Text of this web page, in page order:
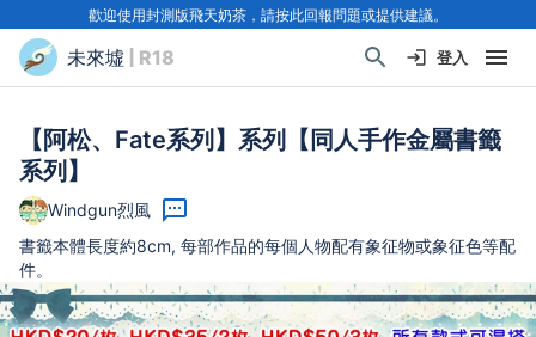
歡迎使用封測版飛天奶茶，請按此回報問題或提供建議。
未來墟 | R18 登入
【阿松、Fate系列】系列【同人手作金屬書籤
系列】
Windgun烈風
書籤本體長度約8cm, 每部作品的每個人物配有象征物或象征色等配
件。